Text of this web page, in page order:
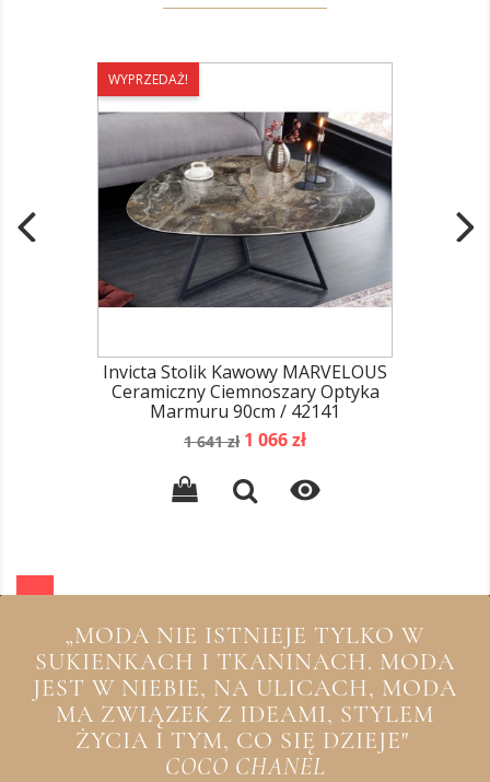
WYPRZEDAŻ!
Invicta Stolik Kawowy MARVELOUS
Ceramiczny Ciemnoszary Optyka
Marmuru 90cm / 42141
Cena
1 641 zł Cena
1 066 zł

„MODA NIE ISTNIEJE TYLKO W
SUKIENKACH I TKANINACH. MODA
JEST W NIEBIE, NA ULICACH, MODA
MA ZWIĄZEK Z IDEAMI, STYLEM
ŻYCIA I TYM, CO SIĘ DZIEJE"
COCO CHANEL